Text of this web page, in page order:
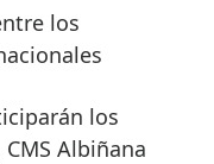
los
los
Albiñana